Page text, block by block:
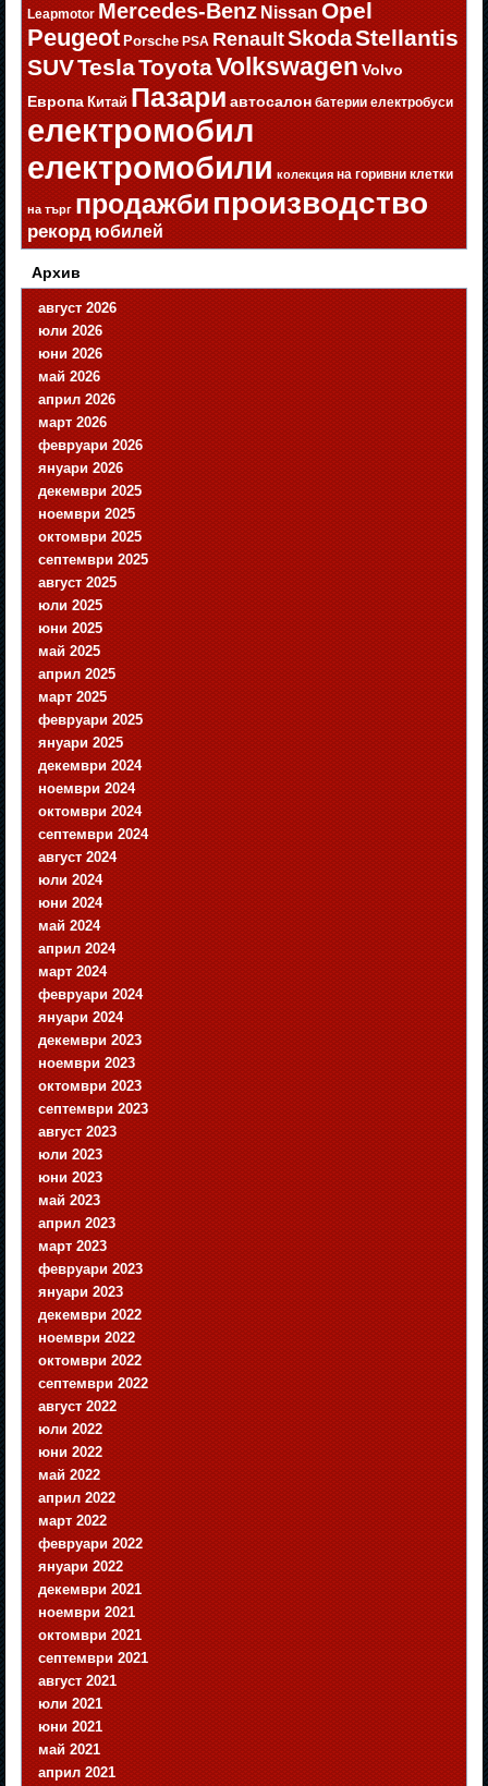
Leapmotor Mercedes-Benz Nissan Opel
Peugeot Porsche PSA RenaultSkodaStellantis
SUVTeslaToyotaVolkswagen Volvo
Европа Китай Пазари автосалон батерии електробуси
електромобил
електромобили колекция на горивни клетки
на търг продажбипроизводство
рекорд юбилей
Архив
август 2026
юли 2026
юни 2026
май 2026
април 2026
март 2026
февруари 2026
януари 2026
декември 2025
ноември 2025
октомври 2025
септември 2025
август 2025
юли 2025
юни 2025
май 2025
април 2025
март 2025
февруари 2025
януари 2025
декември 2024
ноември 2024
октомври 2024
септември 2024
август 2024
юли 2024
юни 2024
май 2024
април 2024
март 2024
февруари 2024
януари 2024
декември 2023
ноември 2023
октомври 2023
септември 2023
август 2023
юли 2023
юни 2023
май 2023
април 2023
март 2023
февруари 2023
януари 2023
декември 2022
ноември 2022
октомври 2022
септември 2022
август 2022
юли 2022
юни 2022
май 2022
април 2022
март 2022
февруари 2022
януари 2022
декември 2021
ноември 2021
октомври 2021
септември 2021
август 2021
юли 2021
юни 2021
май 2021
април 2021